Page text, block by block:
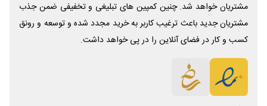
مشتریان خواهد شد. چنین کمپین های تبلیغی و تخفیفی ضمن جذب
مشتریان جدید باعث ترغیب کاربر به خرید مجدد شده و توسعه و رونق
کسب و کار در فضای آنلاین را در پی خواهد داشت.